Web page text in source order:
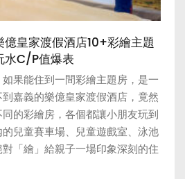
億皇家渡假酒店10+彩繪主題
水C/P值爆表
果能住到一間彩繪主題房，是一
嘉義的樂億皇家渡假酒店，竟然
的彩繪房，各個都讓小朋友玩到
兒童賽車場、兒童遊戲室、泳池
「繪」給親子一場印象深刻的住